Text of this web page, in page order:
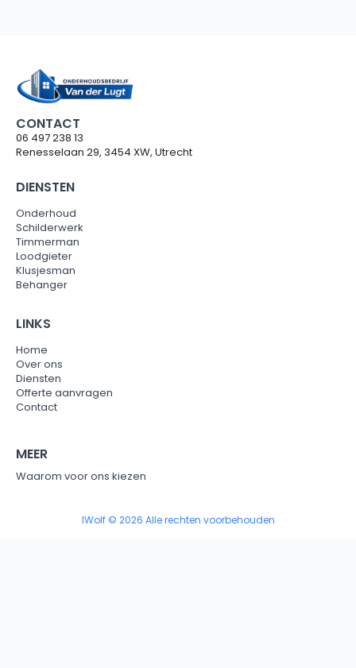
CONTACT
06 497 238 13
Renesselaan 29, 3454 XW, Utrecht
DIENSTEN
Onderhoud
Schilderwerk
Timmerman
Loodgieter
Klusjesman
Behanger
LINKS
Home
Over ons
Diensten
Offerte aanvragen
Contact
MEER
Waarom voor ons kiezen
IWolf © 2026 Alle rechten voorbehouden